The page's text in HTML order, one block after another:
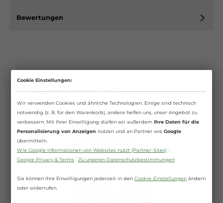
Bewertungen
Weitere Produkte aus Kategorie
Cookie Einstellungen:
Wir verwenden Cookies und ähnliche Technologien. Einige sind technisch
notwendig (z. B. für den Warenkorb), andere helfen uns, unser Angebot zu
verbessern. Mit Ihrer Einwilligung dürfen wir außerdem Ihre Daten für die
Personalisierung von Anzeigen nutzen und an Partner wie Google
übermitteln.
Wie Google Informationen von Websites nutzt (Partner-Sites)·
Google Privacy & Terms· Zu unseren Datenschutzbestimmungen
Sie können Ihre Einwilligungen jederzeit in den Cookie-Einstellungenändern
oder widerrufen.